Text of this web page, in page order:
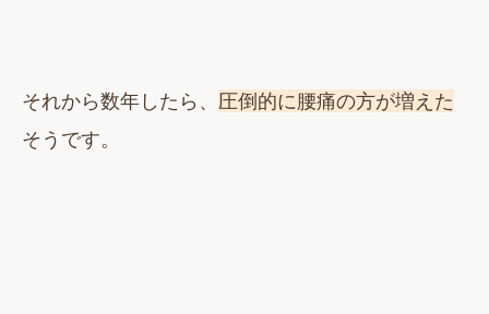
それから数年したら、 圧倒的に腰痛の方が増えた
そうです。